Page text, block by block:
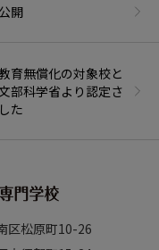
開
育無償化の対象校と
部科学省より認定さ
た
区松原町10-26